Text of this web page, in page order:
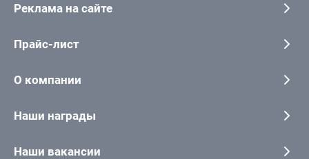
Реклама на сайте
Прайс-лист
О компании
Наши награды
Наши вакансии